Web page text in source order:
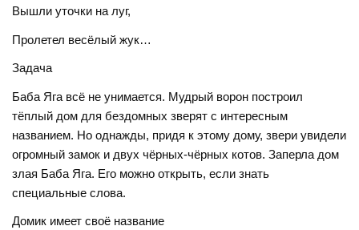
Вышли уточки на луг,
Пролетел весёлый жук…
Задача
Баба Яга всё не унимается. Мудрый ворон построил
тёплый дом для бездомных зверят с интересным
названием. Но однажды, придя к этому дому, звери увидели
огромный замок и двух чёрных-чёрных котов. Заперла дом
злая Баба Яга. Его можно открыть, если знать
специальные слова.
Домик имеет своё название